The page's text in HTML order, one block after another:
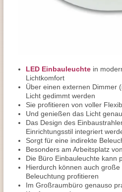
LED Einbauleuchte in
Lichtkomfort
Über einen externen Dimmer
Licht gedimmt werden
Sie profitieren von voller
Und genießen das Licht
Das Design des
Einrichtungsstil integriert
Sorgt für eine indirekte
Besonders am Arbeitsplatz
Die Büro Einbauleuchte kann
Hierdurch können auch
Beleuchtung profitieren
Im Großraumbüro genauso